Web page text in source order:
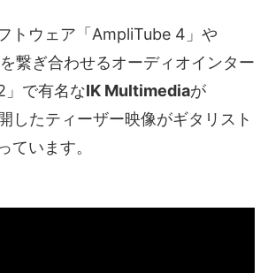
トウェア「AmpliTube 4」や
繋ぎ合わせるオーディオインター
」で有名なIK Multimediaが
したティーザー映像がギタリスト
ています。